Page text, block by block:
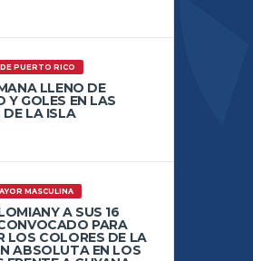
PUERTO RICO
LLENO DE
Y GOLES EN LAS
DE LA ISLA
MASCULINA
A SUS 16
PARA
LOS COLORES DE LA
ABSOLUTA EN LOS